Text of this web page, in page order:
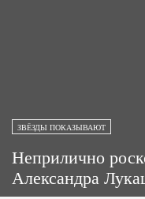
ЗВЁЗДЫ ПОКАЗЫВАЮТ
Неприлично
Александра